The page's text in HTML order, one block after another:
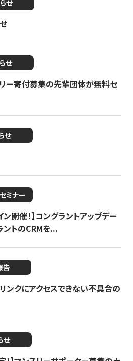
せ
せ
リー寄付募集の先輩団体が無料セ
せ
ミナー
ン開催！】コングラントアップデー
ントのCRMを...
告
ンクにアクセスできない不具合の
せ